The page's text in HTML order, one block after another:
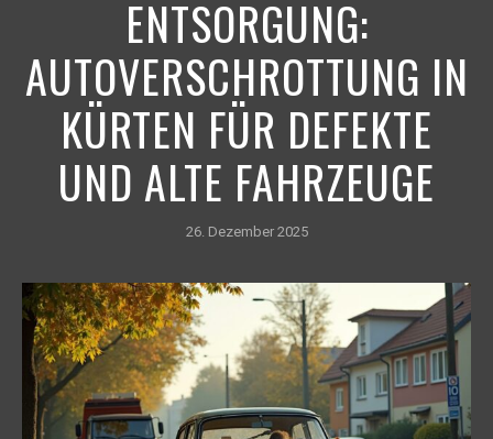
ENTSORGUNG:
AUTOVERSCHROTTUNG IN
KÜRTEN FÜR DEFEKTE
UND ALTE FAHRZEUGE
26. Dezember 2025